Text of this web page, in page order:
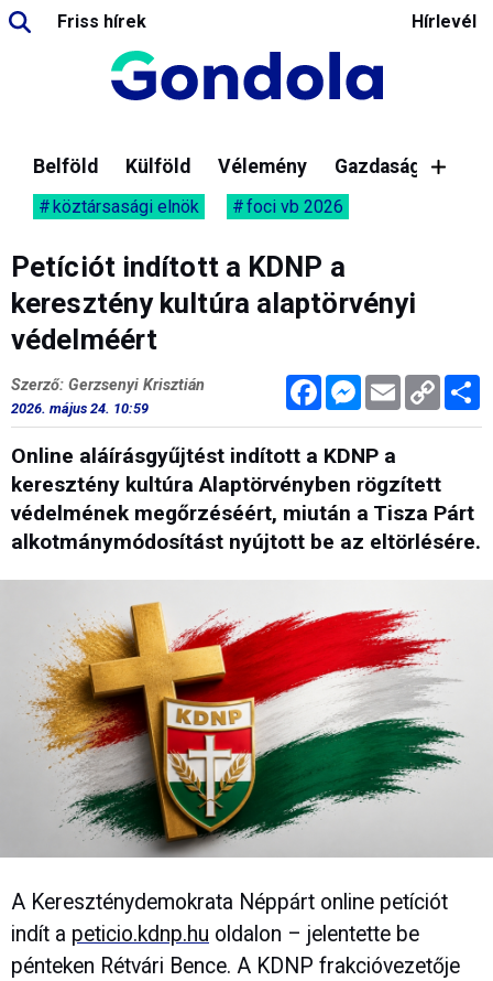
Friss hírek Hírlevél
Belföld Külföld Vélemény Gazdaság
köztársasági elnök foci vb 2026
Petíciót indított a KDNP a
keresztény kultúra alaptörvényi
védelméért
FacebookMessenger
Email Copy
Link
Szerző: Gerzsenyi Krisztián
2026. május 24. 10:59
Online aláírásgyűjtést indított a KDNP a
keresztény kultúra Alaptörvényben rögzített
védelmének megőrzéséért, miután a Tisza Párt
alkotmánymódosítást nyújtott be az eltörlésére.
A Kereszténydemokrata Néppárt online petíciót
indít a peticio.kdnp.hu oldalon – jelentette be
pénteken Rétvári Bence. A KDNP frakcióvezetője